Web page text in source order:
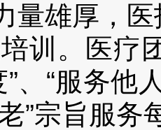
量雄厚，
训。医疗
”、 “服务他
”宗旨服务